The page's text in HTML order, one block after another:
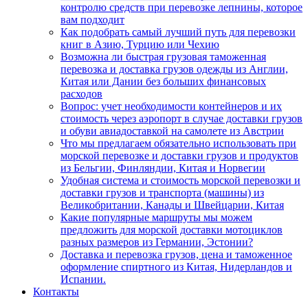
контролю средств при перевозке лепнины, которое
вам подходит
Как подобрать самый лучший путь для перевозки
книг в Азию, Турцию или Чехию
Возможна ли быстрая грузовая таможенная
перевозка и доставка грузов одежды из Англии,
Китая или Дании без больших финансовых
расходов
Вопрос: учет необходимости контейнеров и их
стоимость через аэропорт в случае доставки грузов
и обуви авиадоставкой на самолете из Австрии
Что мы предлагаем обязательно использовать при
морской перевозке и доставки грузов и продуктов
из Бельгии, Финляндии, Китая и Норвегии
Удобная система и стоимость морской перевозки и
доставки грузов и транспорта (машины) из
Великобритании, Канады и Швейцарии, Китая
Какие популярные маршруты мы можем
предложить для морской доставки мотоциклов
разных размеров из Германии, Эстонии?
Доставка и перевозка грузов, цена и таможенное
оформление спиртного из Китая, Нидерландов и
Испании.
Контакты